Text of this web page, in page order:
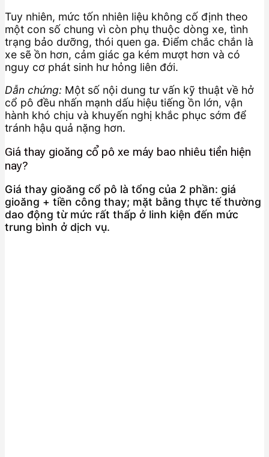
Tuy nhiên, mức tốn nhiên liệu không cố định theo
một con số chung vì còn phụ thuộc dòng xe, tình
trạng bảo dưỡng, thói quen ga. Điểm chắc chắn là
xe sẽ ồn hơn, cảm giác ga kém mượt hơn và có
nguy cơ phát sinh hư hỏng liên đới.
Dẫn chứng: Một số nội dung tư vấn kỹ thuật về hở
cổ pô đều nhấn mạnh dấu hiệu tiếng ồn lớn, vận
hành khó chịu và khuyến nghị khắc phục sớm để
tránh hậu quả nặng hơn.
Giá thay gioăng cổ pô xe máy bao nhiêu tiền hiện
nay?
Giá thay gioăng cổ pô là tổng của 2 phần: giá
gioăng + tiền công thay; mặt bằng thực tế thường
dao động từ mức rất thấp ở linh kiện đến mức
trung bình ở dịch vụ.